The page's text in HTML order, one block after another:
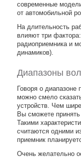
современные
от автомобильной
На длительность
влияют три
радиоприемника и
динамиков).
Диапазоны
Говоря о
можно смело
устройств. Чем
Вы сможете
Такими
считаются одними
приемник
Очень желательно